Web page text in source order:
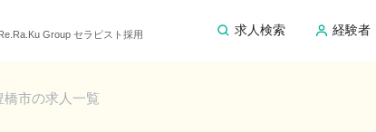
Group セラピスト採用 求人検索 経験者
橋市の求人一覧